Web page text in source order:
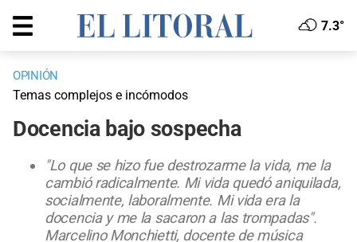
7.3°
OPINIÓN
Temas complejos e incómodos
Docencia bajo sospecha
"Lo que se hizo fue destrozarme la vida, me la
cambió radicalmente. Mi vida quedó aniquilada,
socialmente, laboralmente. Mi vida era la
docencia y me la sacaron a las trompadas".
Marcelino Monchietti, docente de música